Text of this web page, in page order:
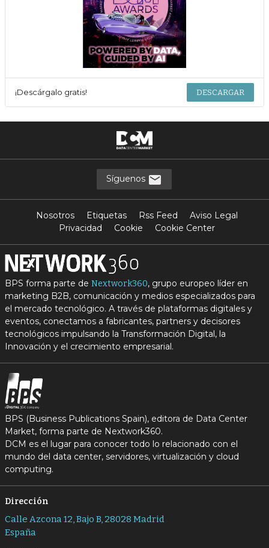
¡Descárgalo gratis! DESCARGAR
Síguenos
Nosotros Etiquetas Rss Feed
Aviso Legal
Privacidad
Cookie Cookie Center
BPS forma parte de Nextwork360, grupo europeo líder en
marketing B2B, comunicación y medios especializados para
el mercado tecnológico. A través de plataformas digitales y
eventos, conectamos a fabricantes, partners y decisores
tecnológicos impulsando la Transformación Digital, la
Innovación y el crecimiento empresarial.
BPS (Business Publications Spain), editora de Data Center
Market, forma parte de Nextwork360.
DCM es el lugar para conocer todo lo relacionado con el
mundo del data center, servidores, virtualización y cloud
computing.
Dirección
Calle Azcona 12, Bajo B, 28028 Madrid
España